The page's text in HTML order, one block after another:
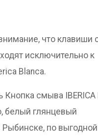
что клавиши
исключительно к
Blanca.
смыва IBERICA
белый глянцевый
Рыбинске, по